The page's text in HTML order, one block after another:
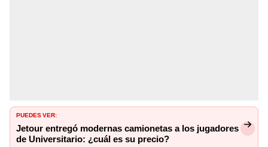
PUEDES VER:
Jetour entregó modernas camionetas a los jugadores
de Universitario: ¿cuál es su precio?